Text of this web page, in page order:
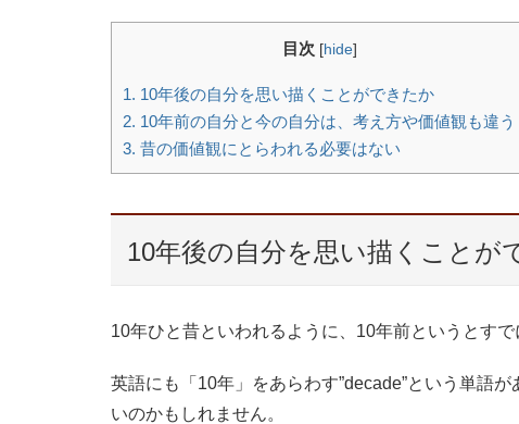
目次 [hide]
1. 10年後の自分を思い描くことができたか
2. 10年前の自分と今の自分は、考え方や価値観も違う
3. 昔の価値観にとらわれる必要はない
10年後の自分を思い描くことが
10年ひと昔といわれるように、10年前というとすで
英語にも「10年」をあらわす”decade”という単語
いのかもしれません。